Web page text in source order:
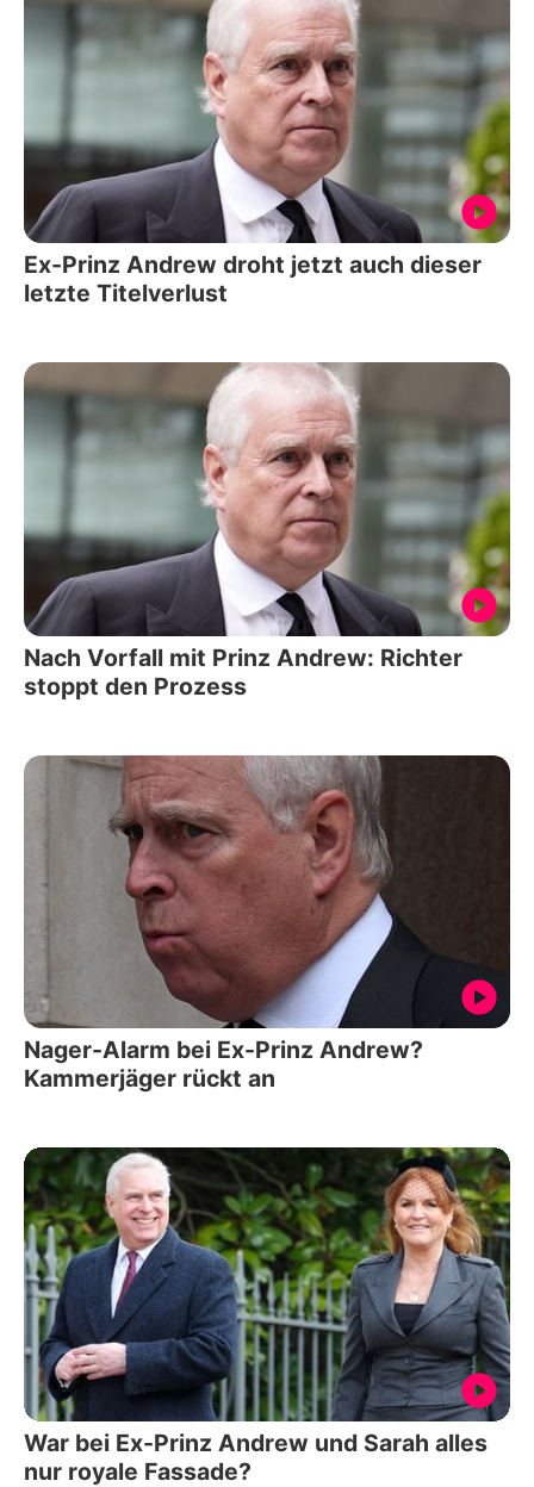
Ex-Prinz Andrew droht jetzt auch dieser
letzte Titelverlust
Nach Vorfall mit Prinz Andrew: Richter
stoppt den Prozess
Nager-Alarm bei Ex-Prinz Andrew?
Kammerjäger rückt an
War bei Ex-Prinz Andrew und Sarah alles
nur royale Fassade?